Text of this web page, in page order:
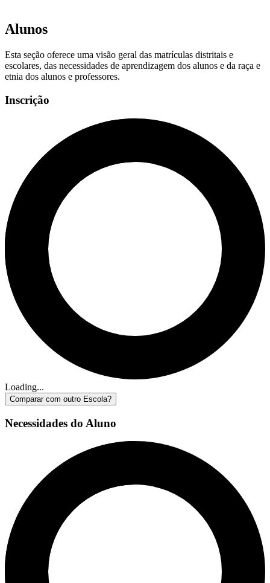
Alunos
Esta seção oferece uma visão geral das matrículas distritais e
escolares, das necessidades de aprendizagem dos alunos e da raça e
etnia dos alunos e professores.
Inscrição
Loading...
Comparar com outro Escola?
Necessidades do Aluno